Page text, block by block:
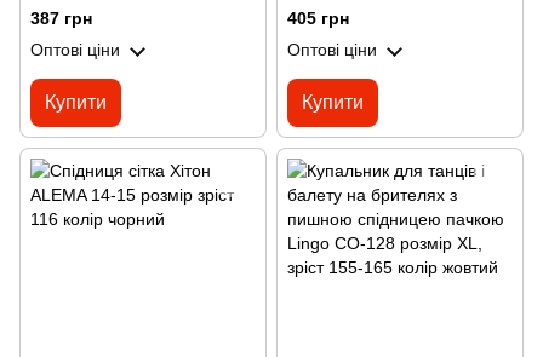
387 грн
Оптові ціни
Купити
405 грн
Оптові ціни
Купити